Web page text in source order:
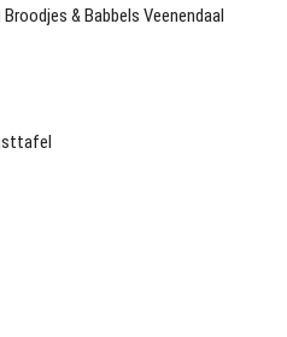
& Babbels Veenendaal